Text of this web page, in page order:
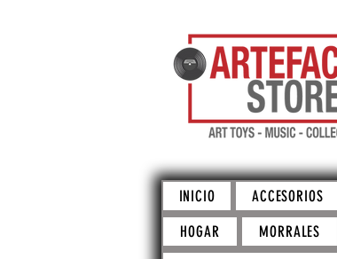
INICIO ACCESORIOS
HOGAR
MORRALES